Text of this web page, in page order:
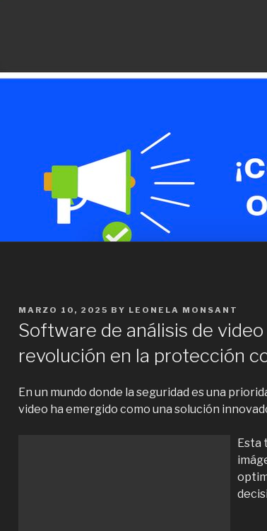
POSTED
MARZO 10, 2025 BY LEONELA MONSANT
Software de análisis de
revolución en la protección
En un mundo donde la seguridad es una
video ha emergido como una solución
Esta